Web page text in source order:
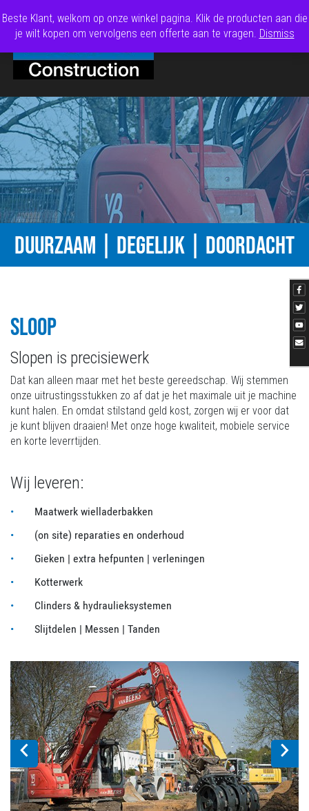
DUURZAAM | DEGELIJK | DOORDACHT
SLOOP
Slopen is precisiewerk
Dat kan alleen maar met het beste gereedschap. Wij stemmen
onze uitrustingsstukken zo af dat je het maximale uit je machine
kunt halen. En omdat stilstand geld kost, zorgen wij er voor dat
je kunt blijven draaien! Met onze hoge kwaliteit, mobiele service
en korte leverrtijden.
Wij leveren:
Maatwerk wielladerbakken
(on site) reparaties en onderhoud
Gieken | extra hefpunten | verleningen
Kotterwerk
Clinders & hydraulieksystemen
Slijtdelen | Messen | Tanden
Beste Klant, welkom op onze winkel pagina. Klik de producten aan die
je wilt kopen om vervolgens een offerte aan te vragen. Dismiss